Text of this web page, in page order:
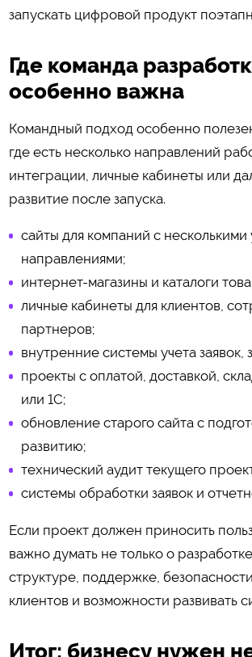
запускать цифровой продукт
Где команда
особенно важна
Командный подход особенно
где есть несколько направлений
интеграции, личные кабинеты или
развитие после запуска.
сайты для компаний с несколькими
направлениями;
интернет-магазины и каталоги
личные кабинеты для клиентов,
партнеров;
внутренние системы учета заявок,
проекты с оплатой, доставкой,
или 1С;
обновление старого сайта с
развитию;
технический аудит текущего
системы обработки заявок и
Если проект должен приносить
важно думать не только о
структуре, поддержке,
клиентов и возможности развивать
Итог: бизнесу нужен